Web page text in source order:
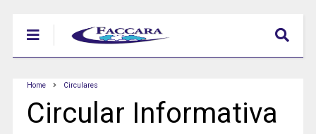
Home Circulares
Circular Informativa